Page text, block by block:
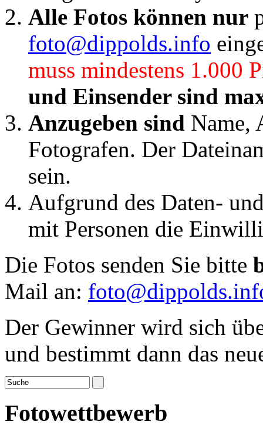
Alle Fotos können nur
foto@dippolds.info
muss mindestens 1.000
und Einsender sind
Anzugeben sind Name,
Fotografen. Der
sein.
Aufgrund des Daten-
mit Personen die
Die Fotos senden Sie bitte
Mail an:
Der Gewinner wird sich
und bestimmt dann das
Fotowettbewerb